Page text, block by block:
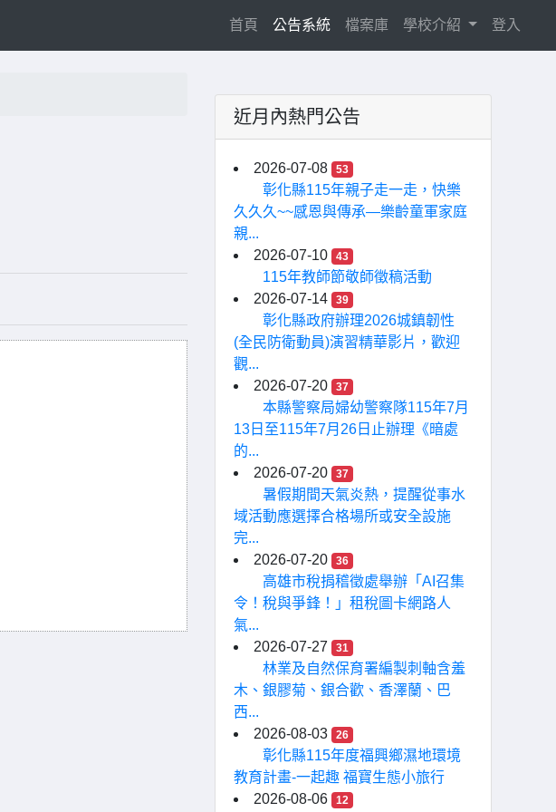
首頁 (current)
公告系統 檔案庫 學校介紹 登入
近月內熱門公告
2026-07-08 53
彰化縣115年親子走一走，快樂
久久久~~感恩與傳承—樂齡童軍家庭
親...
2026-07-10
43
115年教師節敬師徵稿活動
2026-07-14
39
彰化縣政府辦理2026城鎮韌性
(全民防衛動員)演習精華影片，歡迎
觀...
2026-07-20
37
本縣警察局婦幼警察隊115年7月
13日至115年7月26日止辦理《暗處
的...
2026-07-20
37
暑假期間天氣炎熱，提醒從事水
域活動應選擇合格場所或安全設施
完...
2026-07-20
36
高雄市稅捐稽徵處舉辦「AI召集
令！稅與爭鋒！」租稅圖卡網路人
氣...
2026-07-27
31
林業及自然保育署編製刺軸含羞
木、銀膠菊、銀合歡、香澤蘭、巴
西...
2026-08-03
26
彰化縣115年度福興鄉濕地環境
教育計畫-一起趣 福寶生態小旅行
2026-08-06
12